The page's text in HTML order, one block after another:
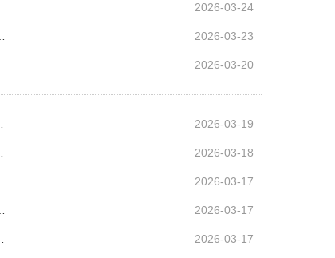
2026-03-24
2026-03-23
2026-03-20
2026-03-19
2026-03-18
2026-03-17
2026-03-17
2026-03-17